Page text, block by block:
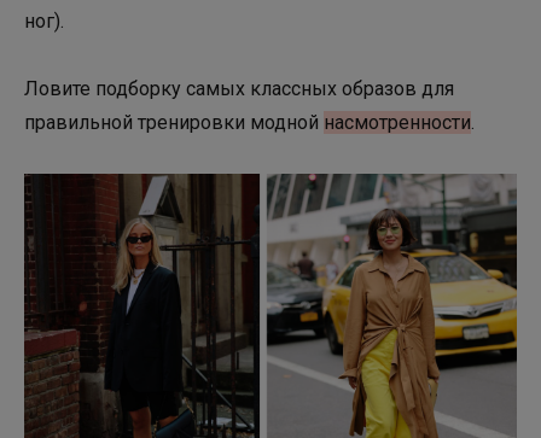
ног).
Ловите подборку самых классных образов для
правильной тренировки модной насмотренности